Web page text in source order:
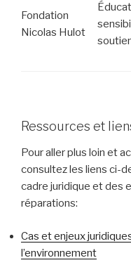
Fondation
Nicolas Hulot
Ressources et
Pour aller plus loin et
consultez les liens ci-
cadre juridique et des
réparations:
Cas et enjeux
l’environnement